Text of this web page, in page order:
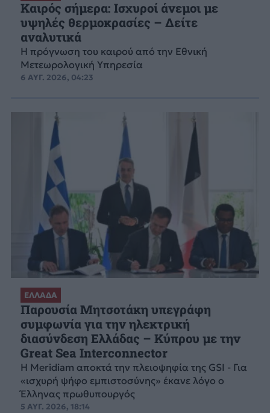
Καιρός σήμερα: Ισχυροί άνεμοι με
υψηλές θερμοκρασίες – Δείτε
αναλυτικά
Η πρόγνωση του καιρού από την Εθνική
Μετεωρολογική Υπηρεσία
6 ΑΥΓ. 2026, 04:23
ΕΛΛΑΔΑ
Παρουσία Μητσοτάκη υπεγράφη
συμφωνία για την ηλεκτρική
διασύνδεση Ελλάδας – Κύπρου με την
Great Sea Interconnector
Η Meridiam αποκτά την πλειοψηφία της GSI - Για
«ισχυρή ψήφο εμπιστοσύνης» έκανε λόγο ο
Έλληνας πρωθυπουργός
5 ΑΥΓ. 2026, 18:14